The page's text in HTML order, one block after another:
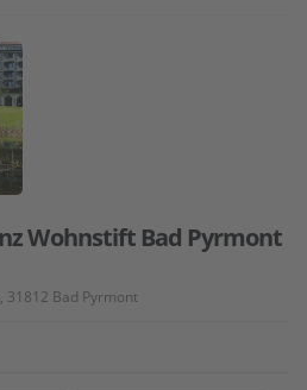
Wohnstift Bad Pyrmont
31812 Bad Pyrmont